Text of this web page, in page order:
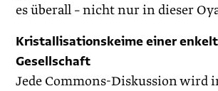
es überall – nicht nur in dieser
Kristallisationskeime einer
Gesellschaft
Jede Commons-Diskussion wird